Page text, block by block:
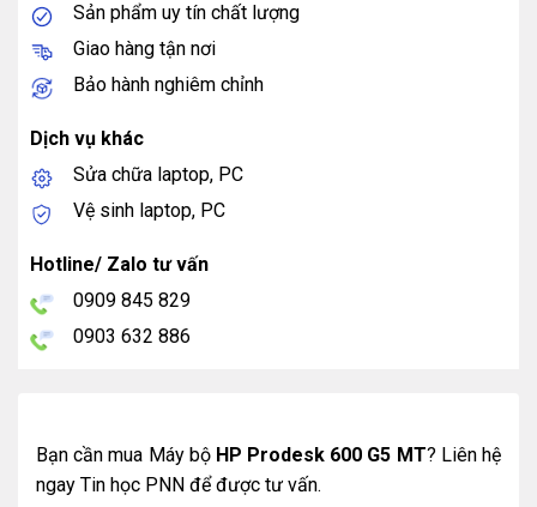
Sản phẩm uy tín chất lượng
Giao hàng tận nơi
Bảo hành nghiêm chỉnh
Dịch vụ khác
Sửa chữa laptop, PC
Vệ sinh laptop, PC
Hotline/ Zalo tư vấn
0909 845 829
0903 632 886
Bạn cần mua Máy bộ HP Prodesk 600 G5 MT? Liên hệ
ngay Tin học PNN để được tư vấn.